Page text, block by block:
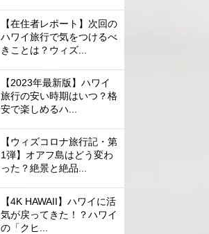
【在住者レポート】次回の
ハワイ旅行で気をつけるべ
きことは？ウィズ...
【2023年最新版】ハワイ
旅行の安い時期はいつ？格
安で楽しめるハ...
【ウィズコロナ旅行記・第
1弾】オアフ島はどう変わ
った？絶景と絶品...
【4K HAWAII】ハワイに活
気が戻ってきた！？ハワイ
の「クヒ...